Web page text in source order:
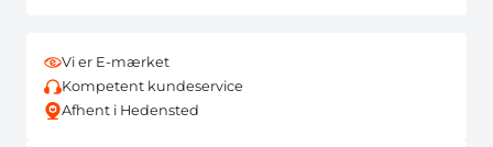
Vi er E-mærket
Kompetent kundeservice
Afhent i Hedensted